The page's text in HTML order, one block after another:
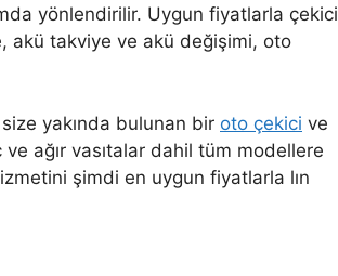
yönlendirilir. Uygun fiyatlarla çekici
akü takviye ve akü değişimi, oto
yakında bulunan bir oto çekici ve
ve ağır vasıtalar dahil tüm modellere
şimdi en uygun fiyatlarla lın